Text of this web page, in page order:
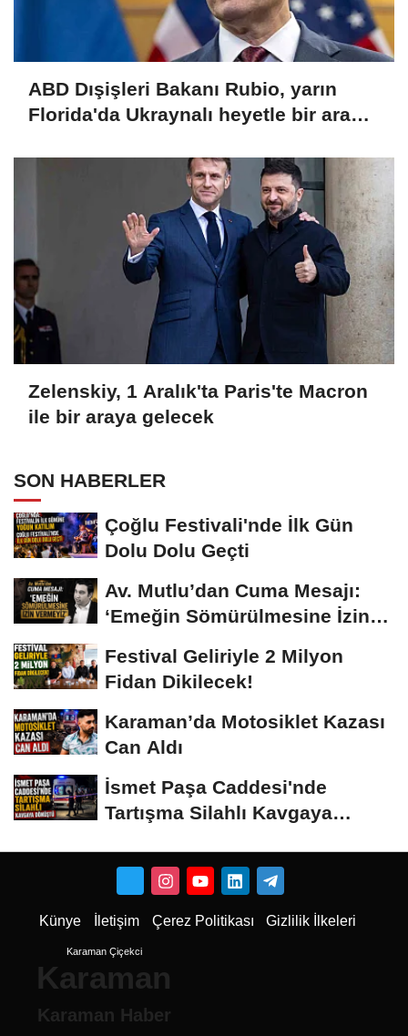
ABD Dışişleri Bakanı Rubio, yarın
Florida'da Ukraynalı heyetle bir araya
Zelenskiy, 1 Aralık'ta Paris'te Macron
ile bir araya gelecek
SON HABERLER
Çoğlu Festivali'nde İlk Gün
Dolu Dolu Geçti
Av. Mutlu’dan Cuma Mesajı:
‘Emeğin Sömürülmesine İzin
Festival Geliriyle 2 Milyon
Fidan Dikilecek!
Karaman’da Motosiklet Kazası
Can Aldı
İsmet Paşa Caddesi'nde
Tartışma Silahlı Kavgaya
Künye İletişim Çerez Politikası Gizlilik İlkeleri
Karaman Çiçekci
Karaman
Karaman Haber